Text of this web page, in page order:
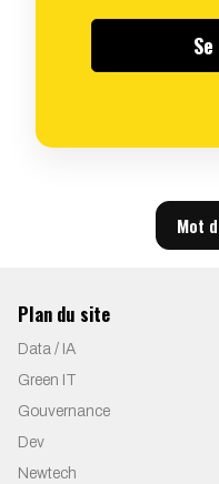
Mot
Plan du site
Data / IA
Green IT
Gouvernance
Dev
Newtech